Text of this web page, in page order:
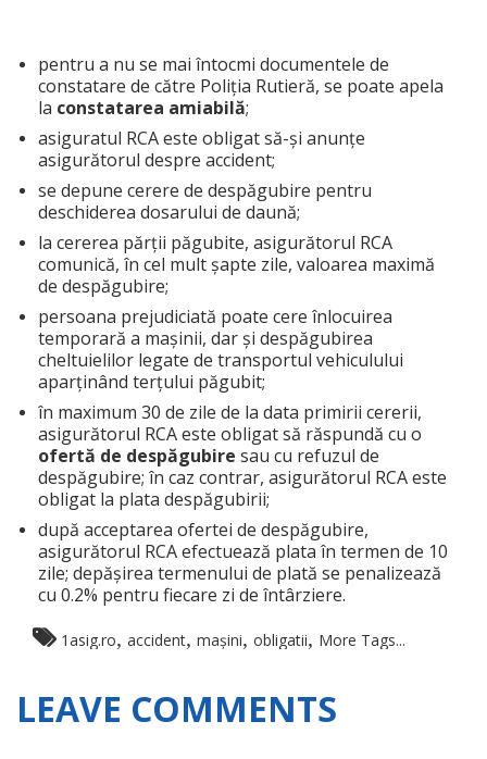
pentru a nu se mai întocmi documentele de
constatare de către Poliția Rutieră, se poate apela
la constatarea amiabilă;
asiguratul RCA este obligat să-și anunțe
asigurătorul despre accident;
se depune cerere de despăgubire pentru
deschiderea dosarului de daună;
la cererea părții păgubite, asigurătorul RCA
comunică, în cel mult șapte zile, valoarea maximă
de despăgubire;
persoana prejudiciată poate cere înlocuirea
temporară a mașinii, dar și despăgubirea
cheltuielilor legate de transportul vehiculului
aparținând terțului păgubit;
în maximum 30 de zile de la data primirii cererii,
asigurătorul RCA este obligat să răspundă cu o
ofertă de despăgubire sau cu refuzul de
despăgubire; în caz contrar, asigurătorul RCA este
obligat la plata despăgubirii;
după acceptarea ofertei de despăgubire,
asigurătorul RCA efectuează plata în termen de 10
zile; depășirea termenului de plată se penalizează
cu 0.2% pentru fiecare zi de întârziere.
1asig.ro, accident, mașini, obligatii, More Tags...
LEAVE COMMENTS